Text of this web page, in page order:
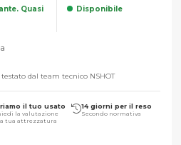
Quasi
Disponibile
dal team tecnico NSHOT
il tuo usato
la valutazione
tua attrezzatura
14 giorni per il reso
Secondo normativa